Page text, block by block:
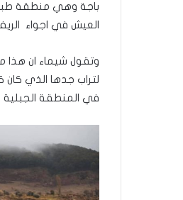
باجة وهي منطقة
العيش في اجواء
وتقول شيماء ان
لتراب جدها الذي كان
في المنطقة الجبلية